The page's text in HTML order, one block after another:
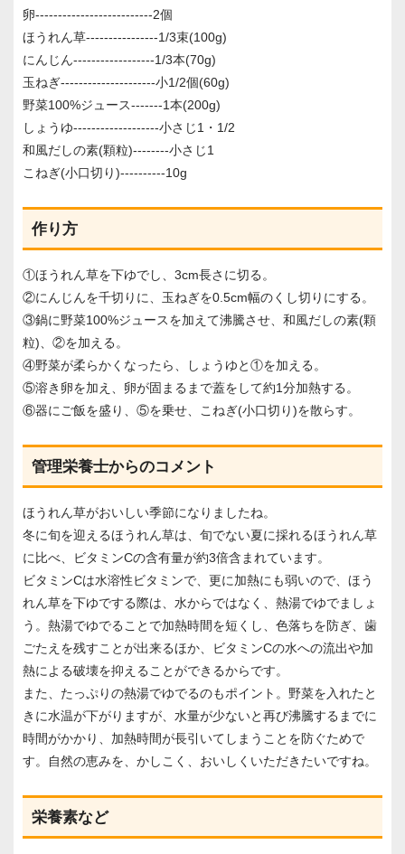
卵--------------------------2個
ほうれん草----------------1/3束(100g)
にんじん------------------1/3本(70g)
玉ねぎ---------------------小1/2個(60g)
野菜100%ジュース-------1本(200g)
しょうゆ-------------------小さじ1・1/2
和風だしの素(顆粒)--------小さじ1
こねぎ(小口切り)----------10g
作り方
①ほうれん草を下ゆでし、3cm長さに切る。
②にんじんを千切りに、玉ねぎを0.5cm幅のくし切りにする。
③鍋に野菜100%ジュースを加えて沸騰させ、和風だしの素(顆
粒)、②を加える。
④野菜が柔らかくなったら、しょうゆと①を加える。
⑤溶き卵を加え、卵が固まるまで蓋をして約1分加熱する。
⑥器にご飯を盛り、⑤を乗せ、こねぎ(小口切り)を散らす。
管理栄養士からのコメント
ほうれん草がおいしい季節になりましたね。
冬に旬を迎えるほうれん草は、旬でない夏に採れるほうれん草
に比べ、ビタミンCの含有量が約3倍含まれています。
ビタミンCは水溶性ビタミンで、更に加熱にも弱いので、ほう
れん草を下ゆでする際は、水からではなく、熱湯でゆでましょ
う。熱湯でゆでることで加熱時間を短くし、色落ちを防ぎ、歯
ごたえを残すことが出来るほか、ビタミンCの水への流出や加
熱による破壊を抑えることができるからです。
また、たっぷりの熱湯でゆでるのもポイント。野菜を入れたと
きに水温が下がりますが、水量が少ないと再び沸騰するまでに
時間がかかり、加熱時間が長引いてしまうことを防ぐためで
す。自然の恵みを、かしこく、おいしくいただきたいですね。
栄養素など